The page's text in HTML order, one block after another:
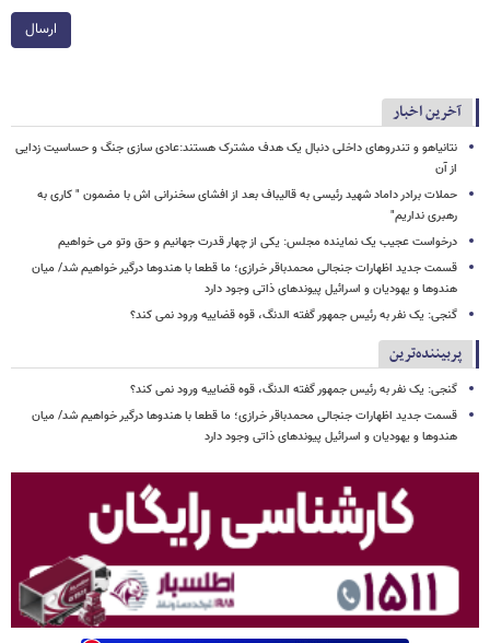
ارسال
آخرین اخبار
نتانیاهو و تندروهای داخلی دنبال یک هدف مشترک هستند:عادی سازی جنگ و حساسیت زدایی
از آن
حملات برادر داماد شهید رئیسی به قالیباف بعد از افشای سخنرانی اش با مضمون " کاری به
رهبری نداریم"
درخواست عجیب یک نماینده مجلس: یکی از چهار قدرت جهانیم و حق وتو می خواهیم
قسمت جدید اظهارات جنجالی محمدباقر خرازی؛ ما قطعا با هندوها درگیر خواهیم شد/ میان
هندوها و یهودیان و اسرائیل پیوندهای ذاتی وجود دارد
گنجی: یک نفر به رئیس جمهور گفته الدنگ، قوه قضاییه ورود نمی کند؟
پربیننده‌ترین
گنجی: یک نفر به رئیس جمهور گفته الدنگ، قوه قضاییه ورود نمی کند؟
قسمت جدید اظهارات جنجالی محمدباقر خرازی؛ ما قطعا با هندوها درگیر خواهیم شد/ میان
هندوها و یهودیان و اسرائیل پیوندهای ذاتی وجود دارد